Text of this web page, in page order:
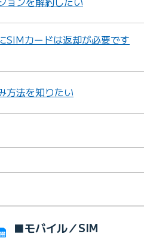
カードは返却が必要です
法を知りたい
■モバイル／SIM